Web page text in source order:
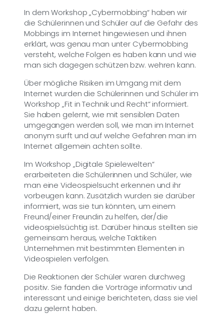
In dem Workshop „Cybermobbing“ haben wir
die Schülerinnen und Schüler auf die Gefahr des
Mobbings im Internet hingewiesen und ihnen
erklärt, was genau man unter Cybermobbing
versteht, welche Folgen es haben kann und wie
man sich dagegen schützen bzw. wehren kann.
Über mögliche Risiken im Umgang mit dem
Internet wurden die Schülerinnen und Schüler im
Workshop „Fit in Technik und Recht“ informiert.
Sie haben gelernt, wie mit sensiblen Daten
umgegangen werden soll, wie man im Internet
anonym surft und auf welche Gefahren man im
Internet allgemein achten sollte.
Im Workshop „Digitale Spielewelten“
erarbeiteten die Schülerinnen und Schüler, wie
man eine Videospielsucht erkennen und ihr
vorbeugen kann. Zusätzlich wurden sie darüber
informiert, was sie tun könnten, um einem
Freund/einer Freundin zu helfen, der/die
videospielsüchtig ist. Darüber hinaus stellten sie
gemeinsam heraus, welche Taktiken
Unternehmen mit bestimmten Elementen in
Videospielen verfolgen.
Die Reaktionen der Schüler waren durchweg
positiv. Sie fanden die Vorträge informativ und
interessant und einige berichteten, dass sie viel
dazu gelernt haben.